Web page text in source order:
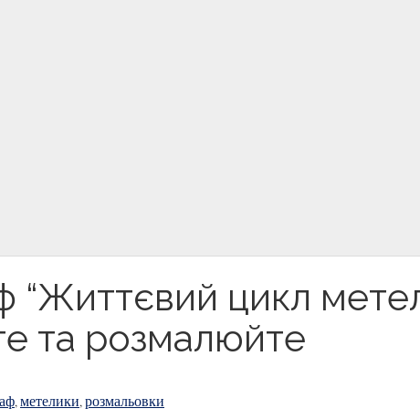
“Життєвий цикл
та розмалюйте
,метелики,розмальовки